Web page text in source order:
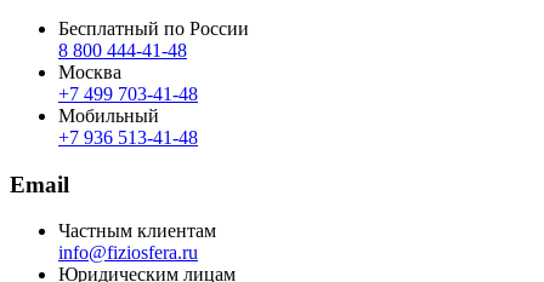
Бесплатный по России
8 800 444‑41‑48
Москва
+7 499 703‑41‑48
Мобильный
+7 936 513‑41‑48
Email
Частным клиентам
info@fiziosfera.ru
Юридическим лицам